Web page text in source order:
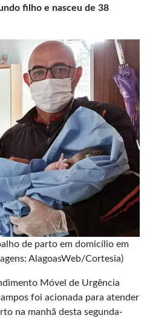
filho e nasceu de 38
de parto em domicílio em
AlagoasWeb/Cortesia)
Móvel de Urgência
foi acionada para atender
na manhã desta segunda-